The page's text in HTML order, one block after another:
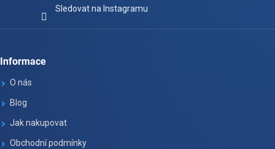
Sledovat na Instagramu
Informace
O nás
Blog
Jak nakupovat
Obchodní podmínky